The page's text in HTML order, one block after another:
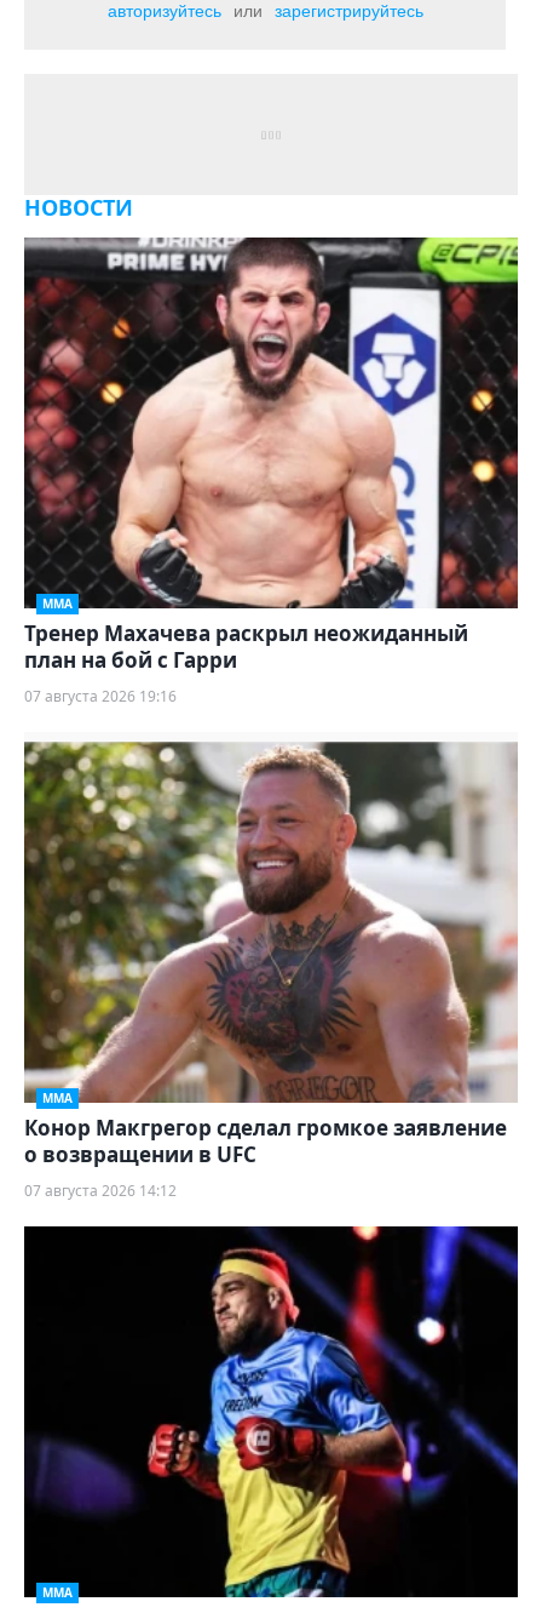
авторизуйтесь
или зарегистрируйтесь
НОВОСТИ
ММА
Тренер Махачева раскрыл неожиданный
план на бой с Гарри
07 августа 2026 19:16
ММА
Конор Макгрегор сделал громкое заявление
о возвращении в UFC
07 августа 2026 14:12
ММА